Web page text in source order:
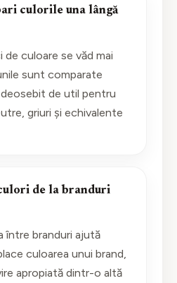
culorile una lângă
culoare se văd mai
sunt comparate
de util pentru
griuri și echivalente
de la branduri
între branduri ajută
culoarea unui brand,
apropiată dintr-o altă